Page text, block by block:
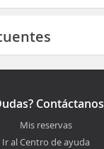
Contáctanos
Mis reservas
Ir al Centro de ayuda